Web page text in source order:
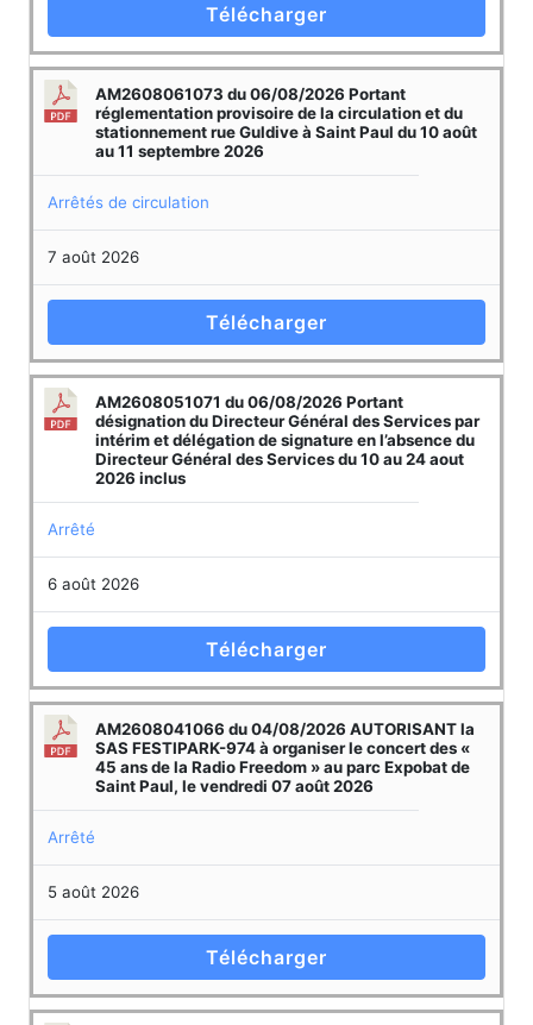
Télécharger
AM2608061073 du 06/08/2026 Portant
réglementation provisoire de la circulation et du
stationnement rue Guldive à Saint Paul du 10 août
au 11 septembre 2026
Arrêtés de circulation
7 août 2026
Télécharger
AM2608051071 du 06/08/2026 Portant
désignation du Directeur Général des Services par
intérim et délégation de signature en l’absence du
Directeur Général des Services du 10 au 24 aout
2026 inclus
Arrêté
6 août 2026
Télécharger
AM2608041066 du 04/08/2026 AUTORISANT la
SAS FESTIPARK-974 à organiser le concert des «
45 ans de la Radio Freedom » au parc Expobat de
Saint Paul, le vendredi 07 août 2026
Arrêté
5 août 2026
Télécharger